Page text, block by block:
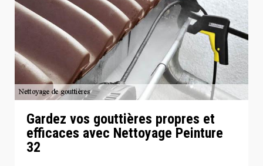
Gardez vos gouttières propres et
efficaces avec Nettoyage Peinture
32